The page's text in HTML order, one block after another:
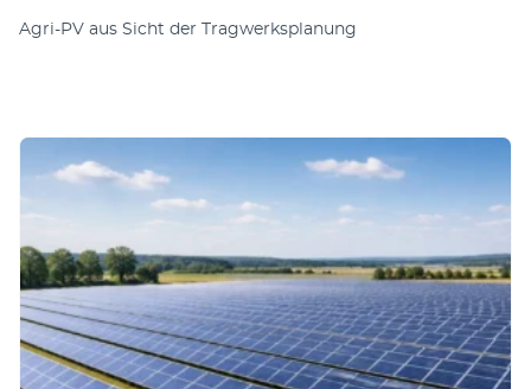
Agri-PV aus Sicht der Tragwerksplanung